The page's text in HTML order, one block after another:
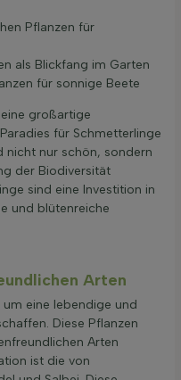
Pflanzen für
als Blickfang im Garten
für sonnige Beete
großartige
für Schmetterlinge
nicht nur schön, sondern
der Biodiversität
sind eine Investition in
und blütenreiche
Arten
eine lebendige und
Diese Pflanzen
Arten
ist die von